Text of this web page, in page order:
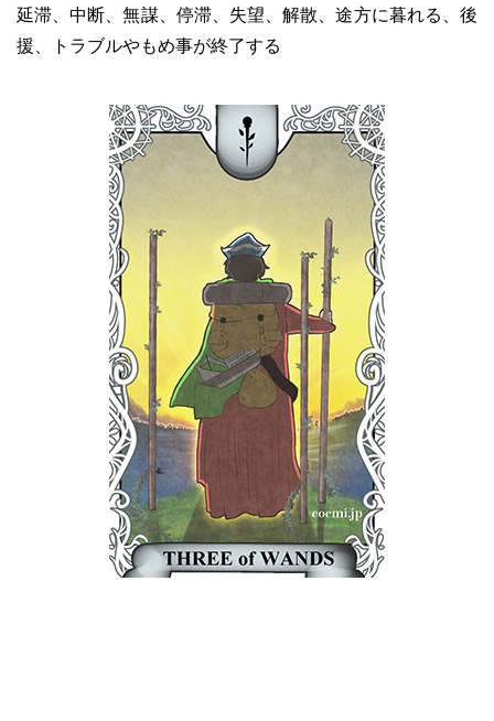
延滞、中断、無謀、停滞、失望、解散、途方に暮れる、後
援、トラブルやもめ事が終了する